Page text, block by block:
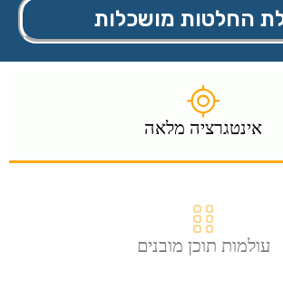
החלטות מושכלות
אינטגרציה מלאה
עולמות תוכן מובנים